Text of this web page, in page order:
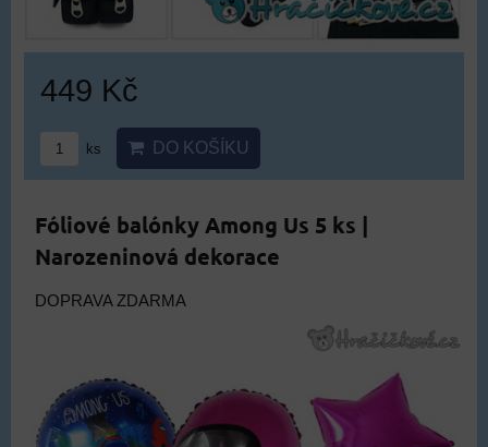
449 Kč
ks DO KOŠÍKU
Fóliové balónky Among Us 5 ks |
Narozeninová dekorace
DOPRAVA ZDARMA